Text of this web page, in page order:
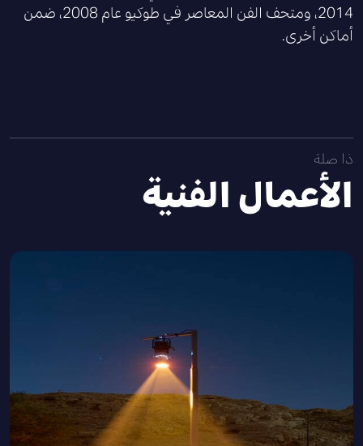
2014، ومتحف الفن المعاصر في طوكيو عام 2008، ضمن
أماكن أخرى.
ذا صلة
الأعمال الفنية